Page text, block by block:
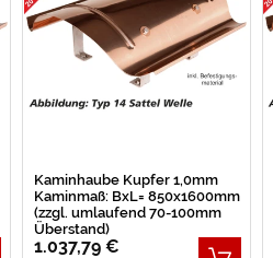
Kaminhaube Kupfer 1,0mm
Kaminmaß: BxL= 850x1600mm
(zzgl. umlaufend 70-100mm
Überstand)
1.037,79 €